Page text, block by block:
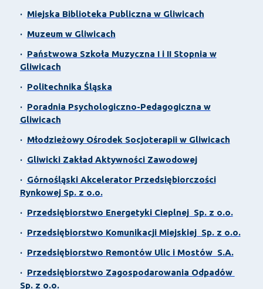
· Miejska Biblioteka Publiczna w Gliwicach
· Muzeum w Gliwicach
· Państwowa Szkoła Muzyczna I i II Stopnia w
Gliwicach
· Politechnika Śląska
· Poradnia Psychologiczno-Pedagogiczna w
Gliwicach
· Młodzieżowy Ośrodek Socjoterapii w Gliwicach
· Gliwicki Zakład Aktywności Zawodowej
· Górnośląski Akcelerator Przedsiębiorczości
Rynkowej Sp. z o.o.
· Przedsiębiorstwo Energetyki Cieplnej Sp. z o.o.
· Przedsiębiorstwo Komunikacji Miejskiej Sp. z o.o.
· Przedsiębiorstwo Remontów Ulic i Mostów S.A.
· Przedsiębiorstwo Zagospodarowania Odpadów
Sp. z o.o.